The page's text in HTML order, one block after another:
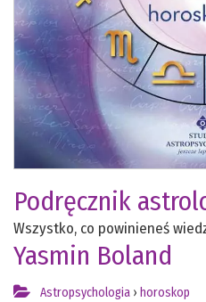
Podręcznik
Wszystko, co powinieneś
Yasmin Boland
Astropsychologia › horoskop